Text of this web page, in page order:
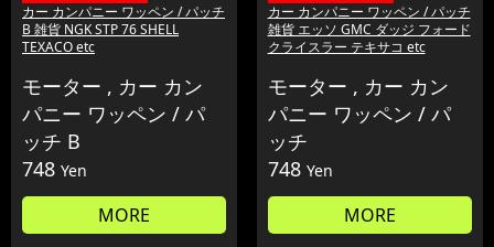
カー カンパニー ワッペン / パッチ
B 雑貨 NGK STP 76 SHELL
TEXACO etc
モーター , カー カン
パニー ワッペン / パ
ッチ B
748 Yen
MORE
カー カンパニー ワッペン / パッチ
雑貨 エッソ GMC ダッジ フォード
クライスラー テキサコ etc
モーター , カー カン
パニー ワッペン / パ
ッチ
748 Yen
MORE